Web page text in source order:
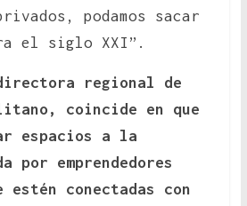
podamos sacar
el siglo XXI”.
regional de
coincide en que
espacios a la
por emprendedores
estén conectadas con